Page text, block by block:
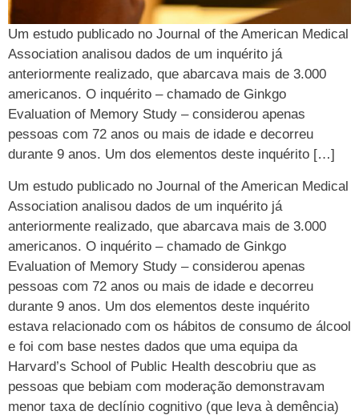
Um estudo publicado no Journal of the American Medical
Association analisou dados de um inquérito já
anteriormente realizado, que abarcava mais de 3.000
americanos. O inquérito – chamado de Ginkgo
Evaluation of Memory Study – considerou apenas
pessoas com 72 anos ou mais de idade e decorreu
durante 9 anos. Um dos elementos deste inquérito […]
Um estudo publicado no Journal of the American Medical
Association analisou dados de um inquérito já
anteriormente realizado, que abarcava mais de 3.000
americanos. O inquérito – chamado de Ginkgo
Evaluation of Memory Study – considerou apenas
pessoas com 72 anos ou mais de idade e decorreu
durante 9 anos. Um dos elementos deste inquérito
estava relacionado com os hábitos de consumo de álcool
e foi com base nestes dados que uma equipa da
Harvard’s School of Public Health descobriu que as
pessoas que bebiam com moderação demonstravam
menor taxa de declínio cognitivo (que leva à demência)